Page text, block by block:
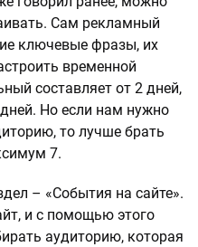
Сам рекламный
ключевые фразы, их
временной
составляет от 2 дней,
Но если нам нужно
то лучше брать
7.
– «События на сайте».
и с помощью этого
аудиторию, которая